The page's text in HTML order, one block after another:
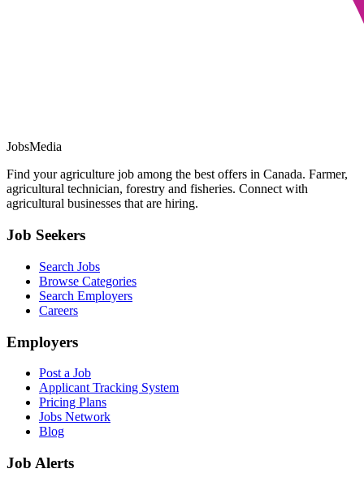
JobsMedia
Find your agriculture job among the best offers in Canada. Farmer,
agricultural technician, forestry and fisheries. Connect with
agricultural businesses that are hiring.
Job Seekers
Search Jobs
Browse Categories
Search Employers
Careers
Employers
Post a Job
Applicant Tracking System
Pricing Plans
Jobs Network
Blog
Job Alerts